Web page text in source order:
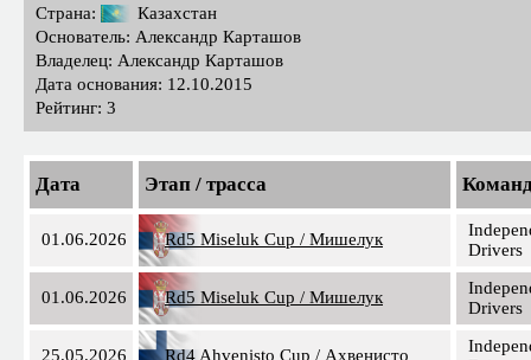
Страна:
Казахстан
Основатель: Александр Карташов
Владелец: Александр Карташов
Дата основания: 12.10.2015
Рейтинг: 3
Дата Этап / трасса
01.06.2026 Rd5 Miseluk Cup / Мишелук
Drivers
01.06.2026 Rd5 Miseluk Cup / Мишелук
Drivers
25.05.2026 Rd4 Ahvenisto Cup / Ахвенисто